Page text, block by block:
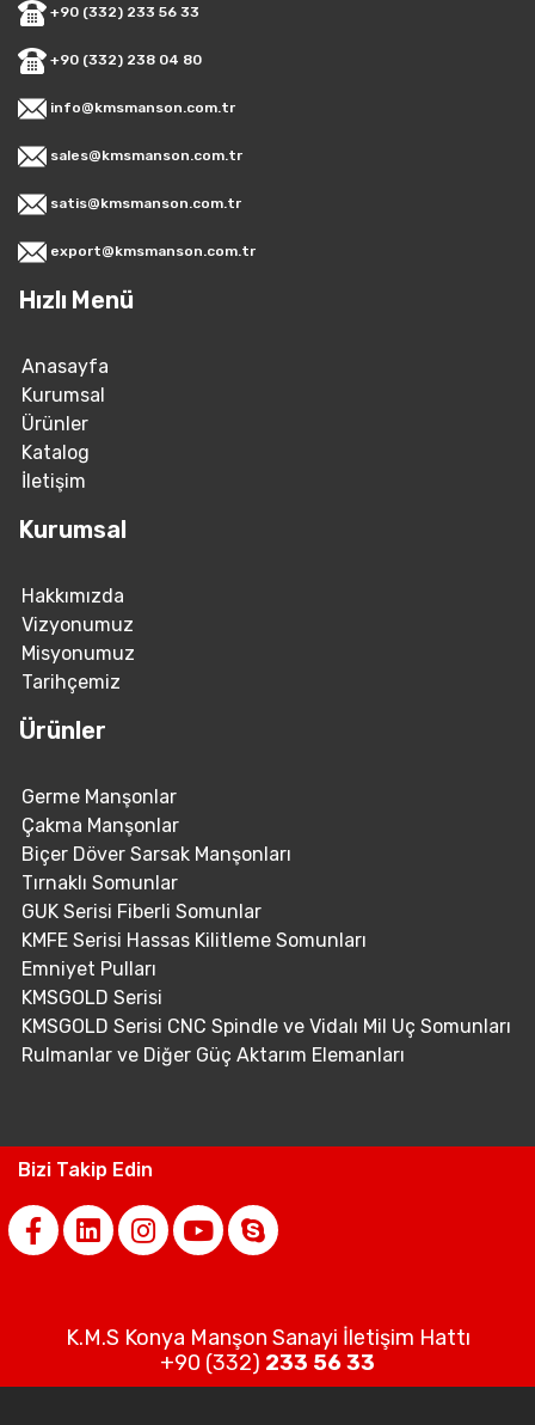
+90 (332) 233 56 33
+90 (332) 238 04 80
info@kmsmanson.com.tr
sales@kmsmanson.com.tr
satis@kmsmanson.com.tr
export@kmsmanson.com.tr
Hızlı Menü
Anasayfa
Kurumsal
Ürünler
Katalog
İletişim
Kurumsal
Hakkımızda
Vizyonumuz
Misyonumuz
Tarihçemiz
Ürünler
Germe Manşonlar
Çakma Manşonlar
Biçer Döver Sarsak Manşonları
Tırnaklı Somunlar
GUK Serisi Fiberli Somunlar
KMFE Serisi Hassas Kilitleme Somunları
Emniyet Pulları
KMSGOLD Serisi
KMSGOLD Serisi CNC Spindle ve Vidalı Mil Uç Somunları
Rulmanlar ve Diğer Güç Aktarım Elemanları
Bizi Takip Edin
K.M.S Konya Manşon Sanayi İletişim Hattı
+90 (332) 233 56 33